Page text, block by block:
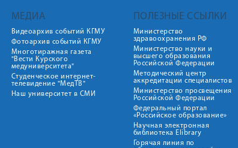
МЕДИА
Видеоархив событий КГМУ
Фотоархив событий КГМУ
Многотиражная газета
"Вести Курского
медуниверситета"
Студенческое интернет-
телевидение "МедТВ"
Наш университет в СМИ
ПОЛЕЗНЫЕ ССЫЛКИ
Министерство
здравоохранения РФ
Министерство науки и
высшего образования
Российской Федерации
Методический центр
аккредитации специалистов
Министерство просвещения
Российской Федерации
Федеральный портал
«Российское образование»
Научная электронная
библиотека Elibrary
Горячая линия по